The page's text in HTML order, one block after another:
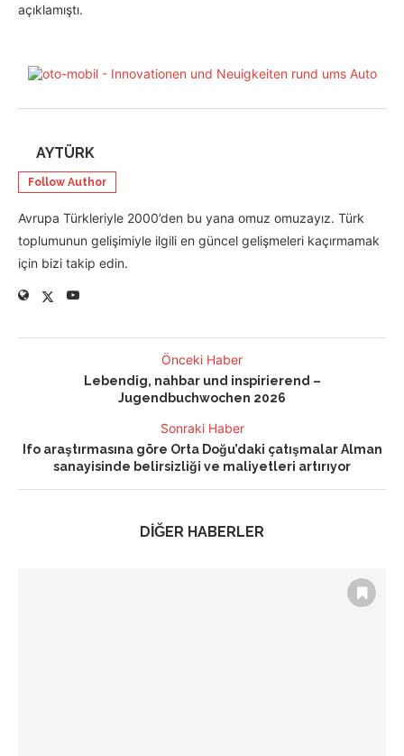
açıklamıştı.
AYTÜRK
Follow Author
Avrupa Türkleriyle 2000’den bu yana omuz omuzayız. Türk
toplumunun gelişimiyle ilgili en güncel gelişmeleri kaçırmamak
için bizi takip edin.
Önceki Haber
Lebendig, nahbar und inspirierend –
Jugendbuchwochen 2026
Sonraki Haber
Ifo araştırmasına göre Orta Doğu’daki çatışmalar Alman
sanayisinde belirsizliği ve maliyetleri artırıyor
DİĞER HABERLER